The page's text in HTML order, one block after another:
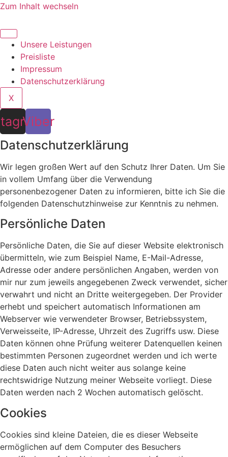
Zum Inhalt wechseln
Unsere Leistungen
Preisliste
Impressum
Datenschutzerklärung
X
Viber
Datenschutzerklärung
Wir legen großen Wert auf den Schutz Ihrer Daten. Um Sie
in vollem Umfang über die Verwendung
personenbezogener Daten zu informieren, bitte ich Sie die
folgenden Datenschutzhinweise zur Kenntnis zu nehmen.
Persönliche Daten
Persönliche Daten, die Sie auf dieser Website elektronisch
übermitteln, wie zum Beispiel Name, E-Mail-Adresse,
Adresse oder andere persönlichen Angaben, werden von
mir nur zum jeweils angegebenen Zweck verwendet, sicher
verwahrt und nicht an Dritte weitergegeben. Der Provider
erhebt und speichert automatisch Informationen am
Webserver wie verwendeter Browser, Betriebssystem,
Verweisseite, IP-Adresse, Uhrzeit des Zugriffs usw. Diese
Daten können ohne Prüfung weiterer Datenquellen keinen
bestimmten Personen zugeordnet werden und ich werte
diese Daten auch nicht weiter aus solange keine
rechtswidrige Nutzung meiner Webseite vorliegt. Diese
Daten werden nach 2 Wochen automatisch gelöscht.
Cookies
Cookies sind kleine Dateien, die es dieser Webseite
ermöglichen auf dem Computer des Besuchers